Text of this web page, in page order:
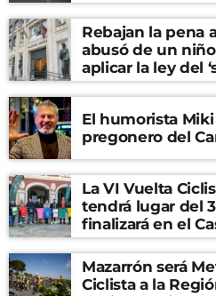
Rebajan la pena
abusó de un
aplicar la ley del
El humorista Miki
pregonero del
La VI Vuelta
tendrá lugar del
finalizará en el
Mazarrón será
Ciclista a la